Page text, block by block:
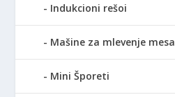
Indukcioni rešoi
Mašine za mlevenje mesa
Mini Šporeti